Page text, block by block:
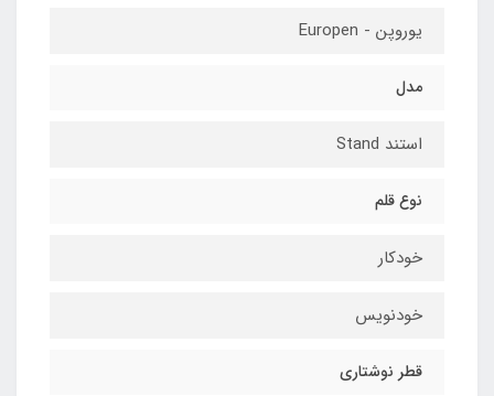
یوروپن - Europen
مدل
استند Stand
نوع قلم
خودکار
خودنویس
قطر نوشتاری